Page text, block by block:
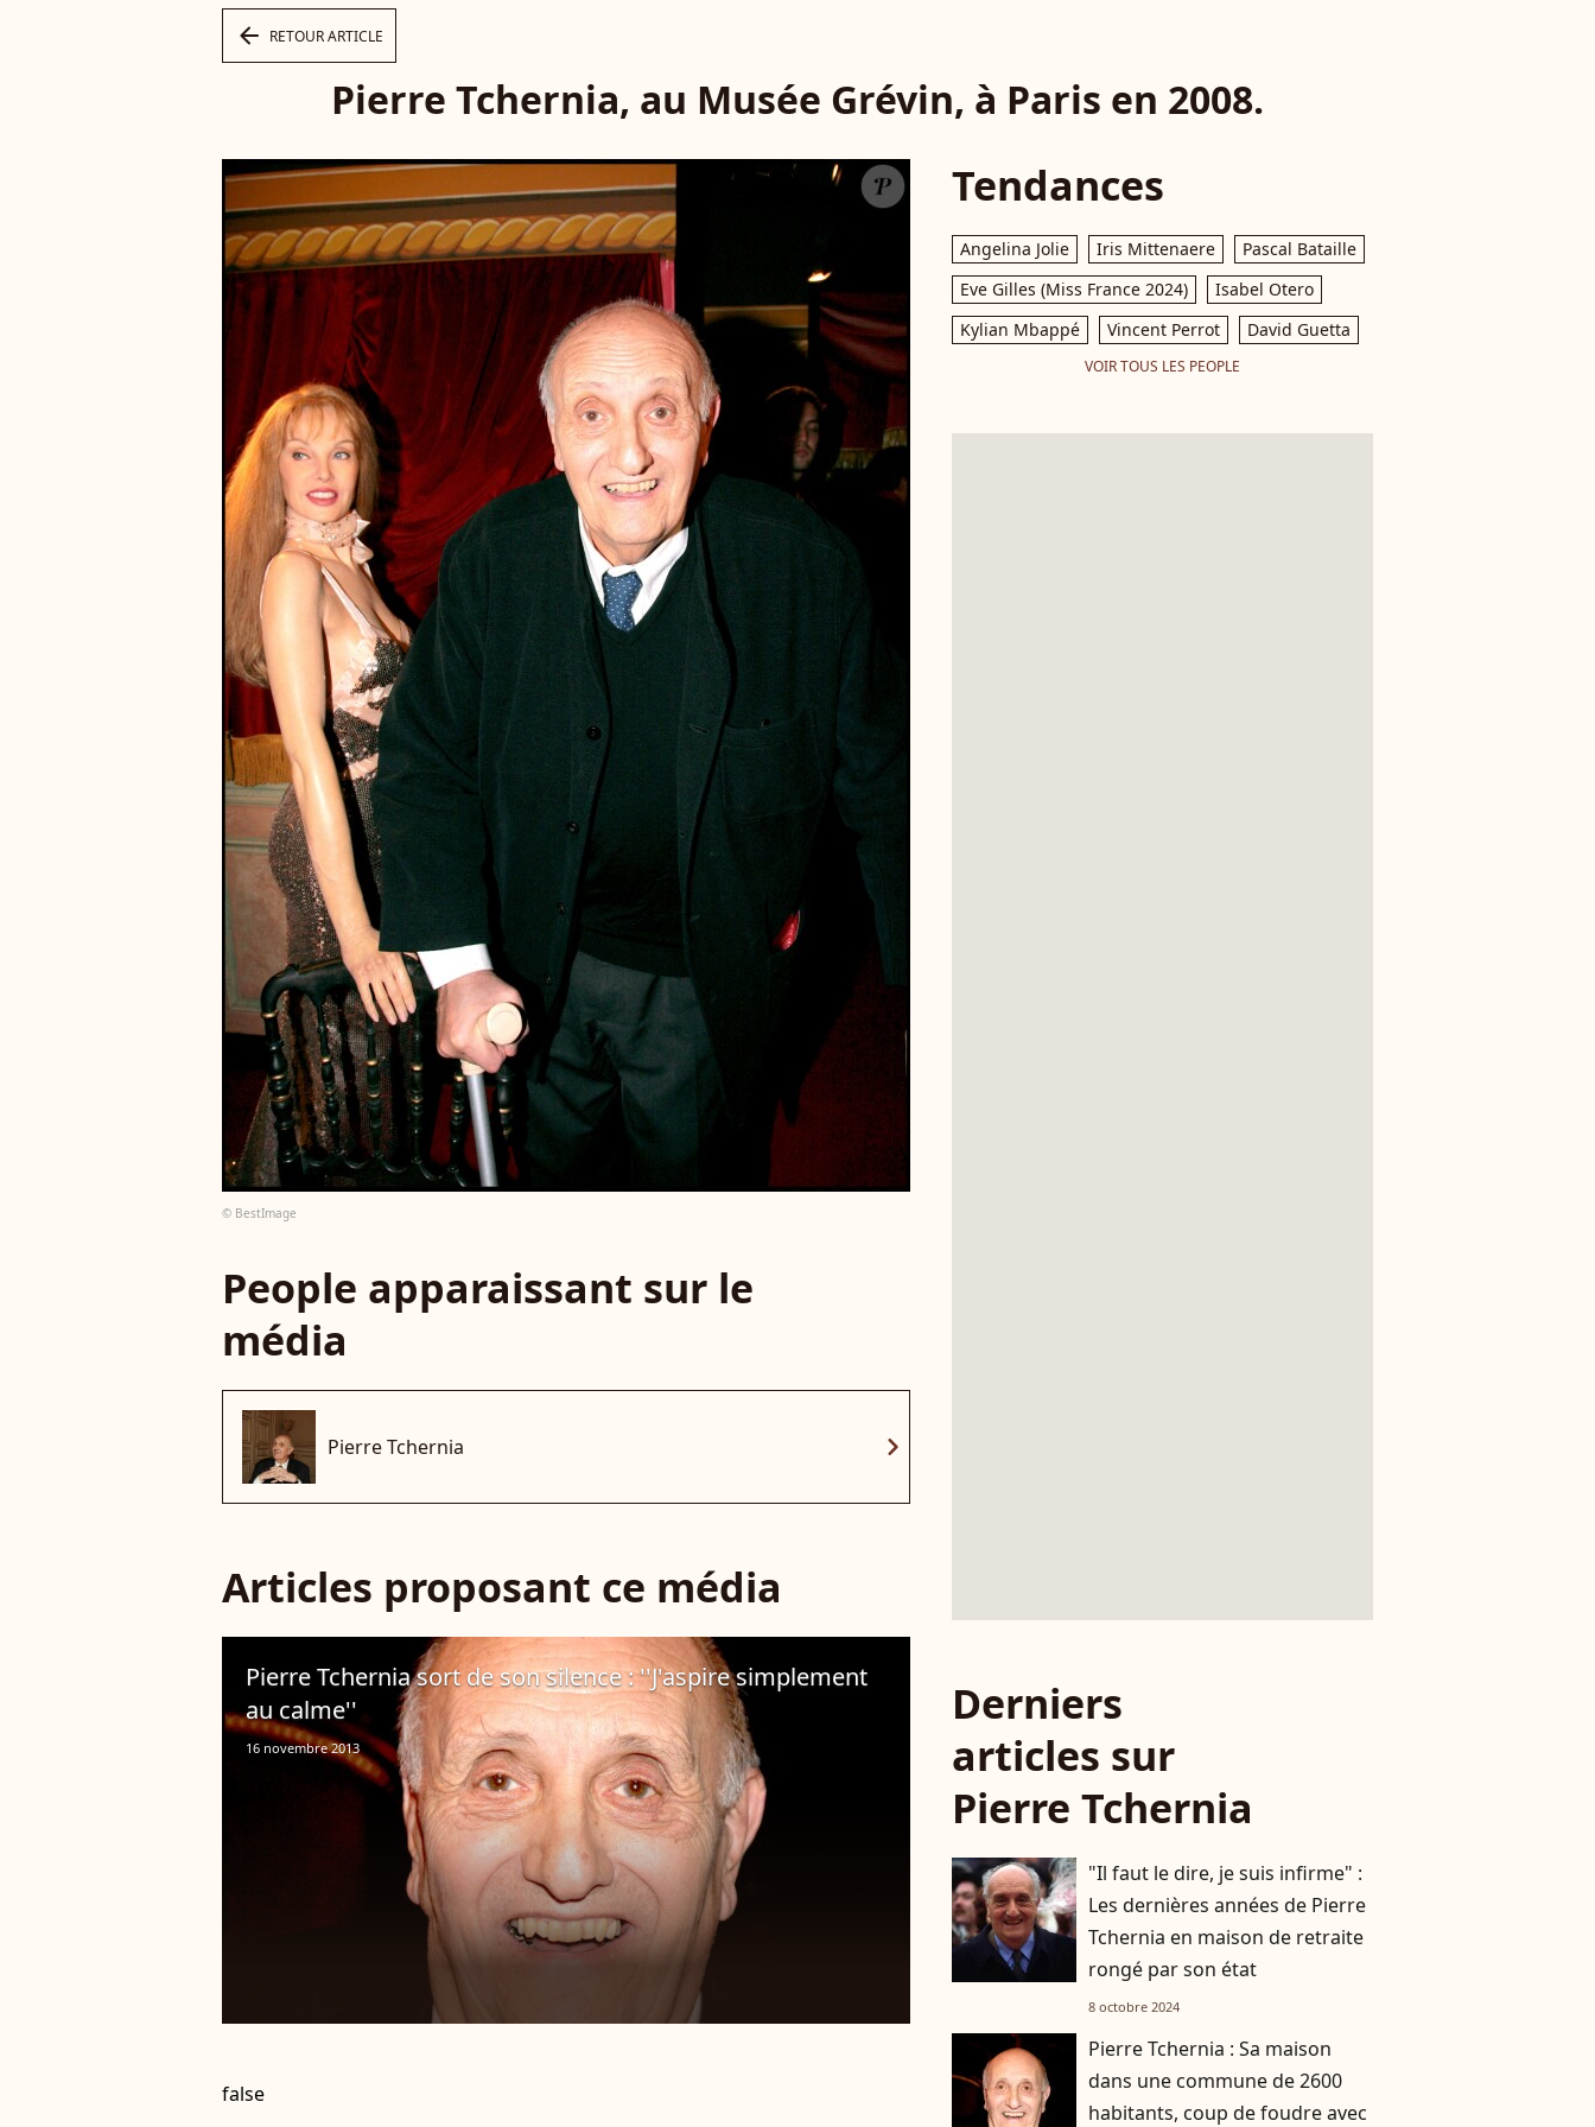
arrow_left RETOUR ARTICLE
Pierre Tchernia, au Musée Grévin, à Paris en 2008.
© BestImage
People apparaissant sur le
média
Pierre Tchernia chevron_right
Articles proposant ce média
Pierre Tchernia sort de son silence : ''J'aspire simplement
au calme''
16 novembre 2013
false
Tendances
Angelina Jolie Iris Mittenaere
Pascal Bataille
Eve Gilles (Miss France 2024)
Isabel Otero
Kylian Mbappé
Vincent Perrot David Guetta
VOIR TOUS LES PEOPLE
Derniers
articles sur
Pierre Tchernia
"Il faut le dire, je suis infirme" :
Les dernières années de Pierre
Tchernia en maison de retraite
rongé par son état
8 octobre 2024
Pierre Tchernia : Sa maison
dans une commune de 2600
habitants, coup de foudre avec